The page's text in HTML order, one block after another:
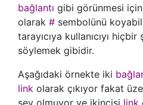
bağlantı gibi görünmesi için
olarak # sembolünü
tarayıcıya kullanıcıyı
söylemek gibidir.
Aşağıdaki örnekte iki
link olarak çıkıyor fakat
şey olmuyor ve ikincisi link